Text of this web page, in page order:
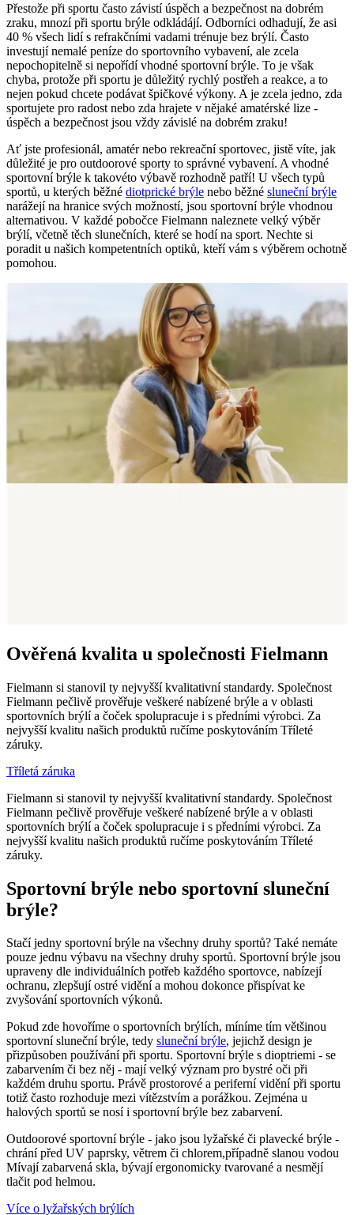
Přestože při sportu často závistí úspěch a bezpečnost na dobrém
zraku, mnozí při sportu brýle odkládájí. Odborníci odhadují, že asi
40 % všech lidí s refrakčními vadami trénuje bez brýlí. Často
investují nemalé peníze do sportovního vybavení, ale zcela
nepochopitelně si nepořídí vhodné sportovní brýle. To je však
chyba, protože při sportu je důležitý rychlý postřeh a reakce, a to
nejen pokud chcete podávat špičkové výkony. A je zcela jedno, zda
sportujete pro radost nebo zda hrajete v nějaké amatérské lize -
úspěch a bezpečnost jsou vždy závislé na dobrém zraku!
Ať jste profesionál, amatér nebo rekreační sportovec, jistě víte, jak
důležité je pro outdoorové sporty to správné vybavení. A vhodné
sportovní brýle k takovéto výbavě rozhodně patří! U všech typů
sportů, u kterých běžné diotprické brýle nebo běžné sluneční brýle
narážejí na hranice svých možností, jsou sportovní brýle vhodnou
alternativou. V každé pobočce Fielmann naleznete velký výběr
brýlí, včetně těch slunečních, které se hodí na sport. Nechte si
poradit u našich kompetentních optiků, kteří vám s výběrem ochotně
pomohou.
Ověřená kvalita u společnosti Fielmann
Fielmann si stanovil ty nejvyšší kvalitativní standardy. Společnost
Fielmann pečlivě prověřuje veškeré nabízené brýle a v oblasti
sportovních brýlí a čoček spolupracuje i s předními výrobci. Za
nejvyšší kvalitu našich produktů ručíme poskytováním Tříleté
záruky.
Tříletá záruka
Fielmann si stanovil ty nejvyšší kvalitativní standardy. Společnost
Fielmann pečlivě prověřuje veškeré nabízené brýle a v oblasti
sportovních brýlí a čoček spolupracuje i s předními výrobci. Za
nejvyšší kvalitu našich produktů ručíme poskytováním Tříleté
záruky.
Sportovní brýle nebo sportovní sluneční
brýle?
Stačí jedny sportovní brýle na všechny druhy sportů? Také nemáte
pouze jednu výbavu na všechny druhy sportů. Sportovní brýle jsou
upraveny dle individuálních potřeb každého sportovce, nabízejí
ochranu, zlepšují ostré vidění a mohou dokonce přispívat ke
zvyšování sportovních výkonů.
Pokud zde hovoříme o sportovních brýlích, míníme tím většinou
sportovní sluneční brýle, tedy sluneční brýle, jejichž design je
přizpůsoben používání při sportu. Sportovní brýle s dioptriemi - se
zabarvením či bez něj - mají velký význam pro bystré oči při
každém druhu sportu. Právě prostorové a periferní vidění při sportu
totiž často rozhoduje mezi vítězstvím a porážkou. Zejména u
halových sportů se nosí i sportovní brýle bez zabarvení.
Outdoorové sportovní brýle - jako jsou lyžařské či plavecké brýle -
chrání před UV paprsky, větrem či chlorem,případně slanou vodou
Mívají zabarvená skla, bývají ergonomicky tvarované a nesmějí
tlačit pod helmou.
Více o lyžařských brýlích